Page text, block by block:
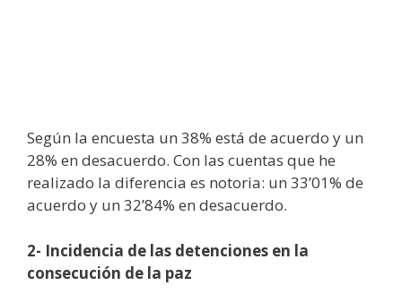
Según la encuesta un 38% está de acuerdo y un
28% en desacuerdo. Con las cuentas que he
realizado la diferencia es notoria: un 33’01% de
acuerdo y un 32’84% en desacuerdo.
2- Incidencia de las detenciones en la
consecución de la paz